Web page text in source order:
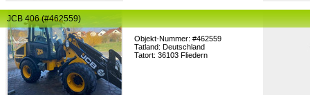
Objekt-Nummer: #462559
Tatland: Deutschland
Tatort: 36103 Fliedern
JCB 406 (#462559)